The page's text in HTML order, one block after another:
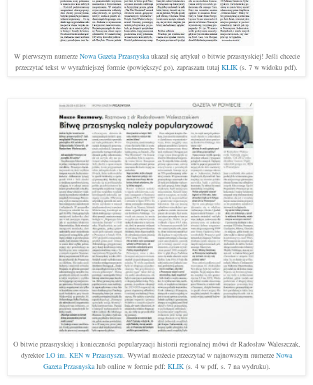
W pierwszym numerze Nowa Gazeta Przasnyskaukazał się artykuł o bitwie przasnyskiej! Jeśli chcecie
przeczytać tekst w wyraźniejszej formie (powiększyć go), zapraszam tutaj KLIK (s. 7 w widoku pdf).
O bitwie przasnyskiej i konieczności popularyzacji historii regionalnej mówi dr Radosław Waleszczak,
dyrektorLO im. KEN w Przasnyszu. Wywiad możecie przeczytać w najnowszym numerze Nowa
Gazeta Przasnyskalub online w formie pdf: KLIK(s. 4 w pdf, s. 7 na wydruku).